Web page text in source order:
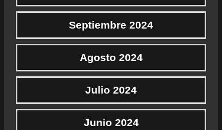
Septiembre 2024
Agosto 2024
Julio 2024
Junio 2024